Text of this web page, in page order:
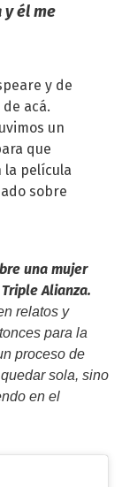
él me
y de
acá.
un
que
la película
sobre
una mujer
Alianza.
relatos y
para la
proceso de
sola, sino
en el